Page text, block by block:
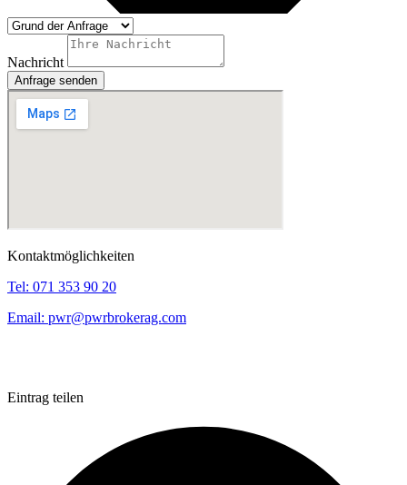
Nachricht
Anfrage senden
Kontaktmöglichkeiten
Tel: 071 353 90 20
Email: pwr@pwrbrokerag.com
Eintrag teilen